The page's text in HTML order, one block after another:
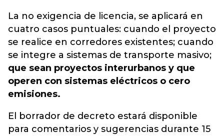
La no exigencia de licencia, se aplicará en
cuatro casos puntuales: cuando el proyecto
se realice en corredores existentes; ⁠cuando
se integre a sistemas de transporte masivo;
⁠que sean proyectos interurbanos y que
operen con sistemas eléctricos o cero
emisiones.
El borrador de decreto estará disponible
para comentarios y sugerencias durante 15